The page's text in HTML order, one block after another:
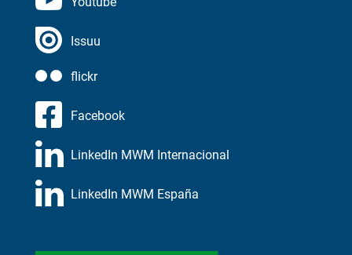
Issuu
flickr
Facebook
LinkedIn MWM Internacional
LinkedIn MWM España